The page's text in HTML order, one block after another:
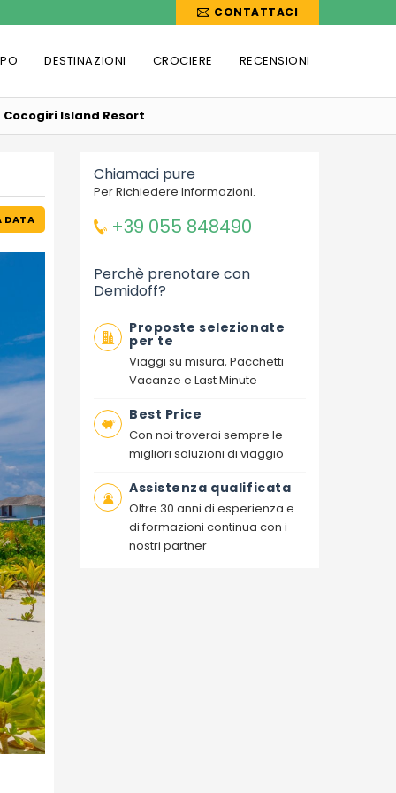
CONTATTACI
DESTINAZIONI CROCIERE RECENSIONI
Cocogiri Island Resort
DATA
Chiamaci pure
Per Richiedere Informazioni.
+39 055 848490
Perchè prenotare con
Demidoff?
Proposte selezionate
per te
Viaggi su misura, Pacchetti
Vacanze e Last Minute
Best Price
Con noi troverai sempre le
migliori soluzioni di viaggio
Assistenza qualificata
Oltre 30 anni di esperienza e
di formazioni continua con i
nostri partner